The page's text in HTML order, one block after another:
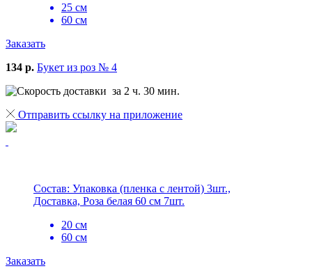
25 см
60 см
Заказать
134 р. Букет из роз № 4
за 2 ч. 30 мин.
Отправить ссылку на приложение
Состав: Упаковка (пленка с лентой) 3шт.,
Доставка, Роза белая 60 см 7шт.
20 см
60 см
Заказать